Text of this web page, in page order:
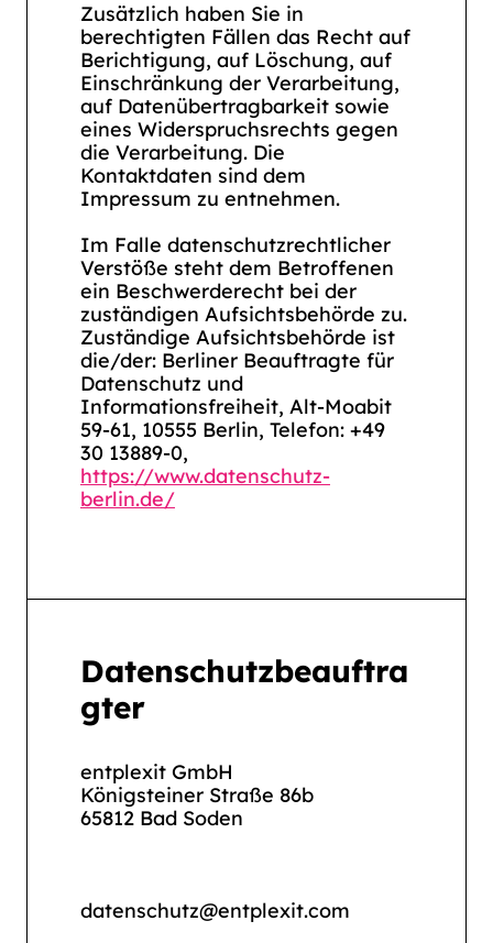
Zusätzlich haben Sie in
berechtigten Fällen das Recht auf
Berichtigung, auf Löschung, auf
Einschränkung der Verarbeitung,
auf Datenübertragbarkeit sowie
eines Widerspruchsrechts gegen
die Verarbeitung. Die
Kontaktdaten sind dem
Impressum zu entnehmen.
Im Falle datenschutzrechtlicher
Verstöße steht dem Betroffenen
ein Beschwerderecht bei der
zuständigen Aufsichtsbehörde zu.
Zuständige Aufsichtsbehörde ist
die/der: Berliner Beauftragte für
Datenschutz und
Informationsfreiheit, Alt-Moabit
59-61, 10555 Berlin, Telefon: +49
30 13889-0,
https://www.datenschutz-
berlin.de/
Datenschutzbeauftra
gter
entplexit GmbH
Königsteiner Straße 86b
65812 Bad Soden
datenschutz@entplexit.com